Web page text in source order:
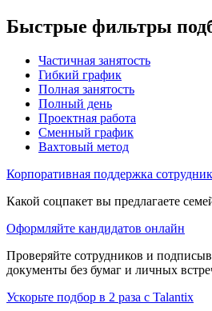
Быстрые фильтры
Частичная занятость
Гибкий график
Полная занятость
Полный день
Проектная работа
Сменный график
Вахтовый метод
Корпоративная поддержка
Какой соцпакет вы предлагаете
Оформляйте кандидатов онлайн
Проверяйте сотрудников и
документы без бумаг и личных
Ускорьте подбор в 2 раза с Talantix